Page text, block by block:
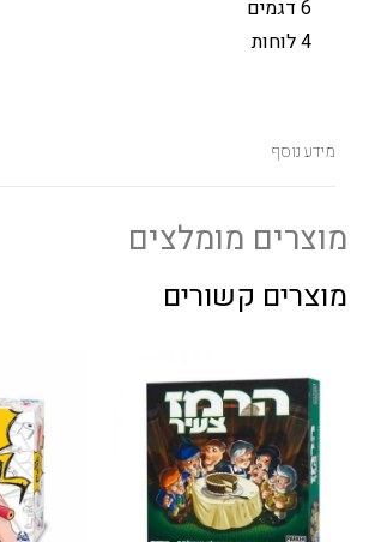
6 דגמים
4 לוחות
מידע נוסף
מוצרים מומלצים
מוצרים קשורים